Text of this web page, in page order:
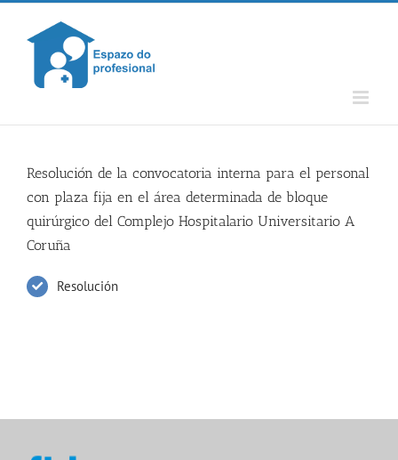
Skip
content
Resolución de la convocatoria interna para el personal
con plaza fija en el área determinada de bloque
quirúrgico del Complejo Hospitalario Universitario A
Coruña
Resolución